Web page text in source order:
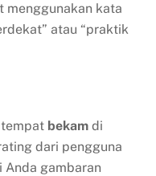
menggunakan kata
atau “praktik
bekam di
dari pengguna
Anda gambaran